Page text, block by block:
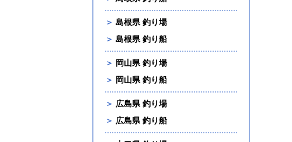
＞ 島根県 釣り場
＞ 島根県 釣り船
＞ 岡山県 釣り場
＞ 岡山県 釣り船
＞ 広島県 釣り場
＞ 広島県 釣り船